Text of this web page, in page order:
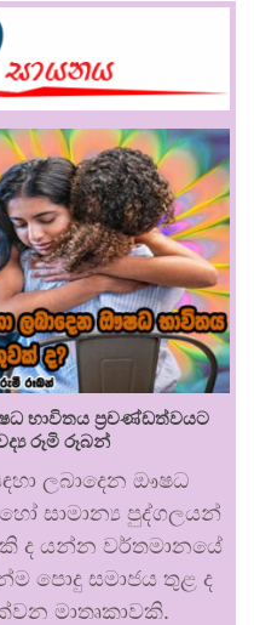
භාවිතය ප්‍රචණ්ඩත්වයට
රූමි රූබන්
ලබාදෙන ඖෂධ
සාමාන්‍ය පුද්ගලයන්
ද යන්න වර්තමානයේ
පොදු සමාජය තුළ ද
මාතෘකාවකි.